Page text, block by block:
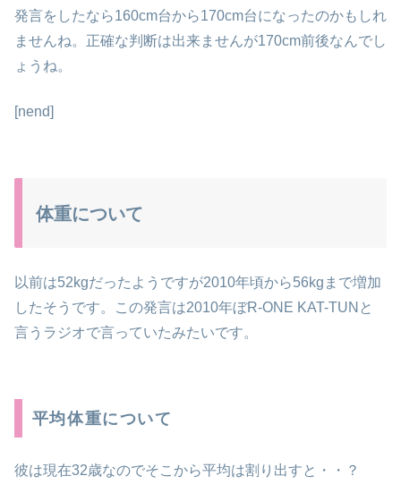
発言をしたなら160cm台から170cm台になったのかもしれ
ませんね。正確な判断は出来ませんが170cm前後なんでし
ょうね。
[nend]
体重について
以前は52kgだったようですが2010年頃から56kg まで増加
したそうです。この発言は2010年ぼR-ONE KAT-TUNと
言うラジオで言っていたみたいです。
平均体重について
彼は現在32歳なのでそこから平均は割り出すと・・？